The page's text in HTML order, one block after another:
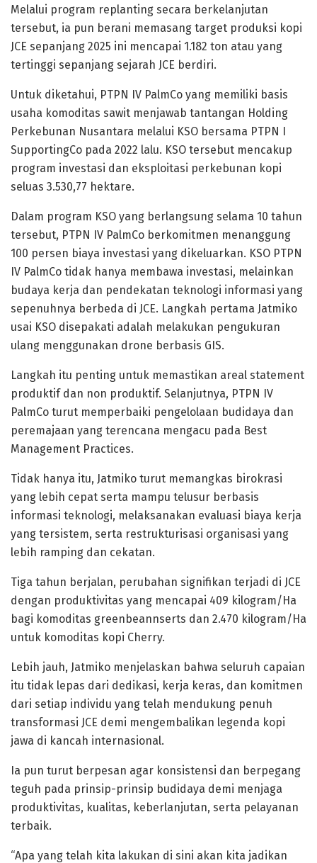
Melalui program replanting secara berkelanjutan
tersebut, ia pun berani memasang target produksi kopi
JCE sepanjang 2025 ini mencapai 1.182 ton atau yang
tertinggi sepanjang sejarah JCE berdiri.
Untuk diketahui, PTPN IV PalmCo yang memiliki basis
usaha komoditas sawit menjawab tantangan Holding
Perkebunan Nusantara melalui KSO bersama PTPN I
SupportingCo pada 2022 lalu. KSO tersebut mencakup
program investasi dan eksploitasi perkebunan kopi
seluas 3.530,77 hektare.
Dalam program KSO yang berlangsung selama 10 tahun
tersebut, PTPN IV PalmCo berkomitmen menanggung
100 persen biaya investasi yang dikeluarkan. KSO PTPN
IV PalmCo tidak hanya membawa investasi, melainkan
budaya kerja dan pendekatan teknologi informasi yang
sepenuhnya berbeda di JCE. Langkah pertama Jatmiko
usai KSO disepakati adalah melakukan pengukuran
ulang menggunakan drone berbasis GIS.
Langkah itu penting untuk memastikan areal statement
produktif dan non produktif. Selanjutnya, PTPN IV
PalmCo turut memperbaiki pengelolaan budidaya dan
peremajaan yang terencana mengacu pada Best
Management Practices.
Tidak hanya itu, Jatmiko turut memangkas birokrasi
yang lebih cepat serta mampu telusur berbasis
informasi teknologi, melaksanakan evaluasi biaya kerja
yang tersistem, serta restrukturisasi organisasi yang
lebih ramping dan cekatan.
Tiga tahun berjalan, perubahan signifikan terjadi di JCE
dengan produktivitas yang mencapai 409 kilogram/Ha
bagi komoditas greenbeannserts dan 2.470 kilogram/Ha
untuk komoditas kopi Cherry.
Lebih jauh, Jatmiko menjelaskan bahwa seluruh capaian
itu tidak lepas dari dedikasi, kerja keras, dan komitmen
dari setiap individu yang telah mendukung penuh
transformasi JCE demi mengembalikan legenda kopi
jawa di kancah internasional.
Ia pun turut berpesan agar konsistensi dan berpegang
teguh pada prinsip-prinsip budidaya demi menjaga
produktivitas, kualitas, keberlanjutan, serta pelayanan
terbaik.
“Apa yang telah kita lakukan di sini akan kita jadikan